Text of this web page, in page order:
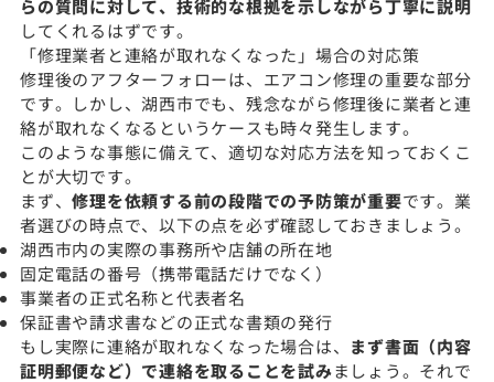
らの質問に対して、技術的な根拠を示しながら丁寧に説明
してくれるはずです。
「修理業者と連絡が取れなくなった」場合の対応策
修理後のアフターフォローは、エアコン修理の重要な部分
です。しかし、湖西市でも、残念ながら修理後に業者と連
絡が取れなくなるというケースも時々発生します。
このような事態に備えて、適切な対応方法を知っておくこ
とが大切です。
まず、修理を依頼する前の段階での予防策が重要です。業
者選びの時点で、以下の点を必ず確認しておきましょう。
湖西市内の実際の事務所や店舗の所在地
固定電話の番号（携帯電話だけでなく）
事業者の正式名称と代表者名
保証書や請求書などの正式な書類の発行
もし実際に連絡が取れなくなった場合は、 まず書面（内容
証明郵便など）で連絡を取ることを試みましょう。それで